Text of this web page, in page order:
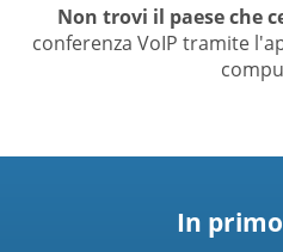
Non trovi il paese che
conferenza VoIP tramite
In